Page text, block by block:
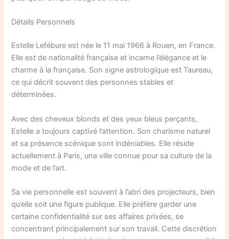
Détails Personnels
Estelle Lefébure est née le 11 mai 1966 à Rouen, en France.
Elle est de nationalité française et incarne l’élégance et le
charme à la française. Son signe astrologique est Taureau,
ce qui décrit souvent des personnes stables et
déterminées.
Avec des cheveux blonds et des yeux bleus perçants,
Estelle a toujours captivé l’attention. Son charisme naturel
et sa présence scénique sont indéniables. Elle réside
actuellement à Paris, une ville connue pour sa culture de la
mode et de l’art.
Sa vie personnelle est souvent à l’abri des projecteurs, bien
qu’elle soit une figure publique. Elle préfère garder une
certaine confidentialité sur ses affaires privées, se
concentrant principalement sur son travail. Cette discrétion